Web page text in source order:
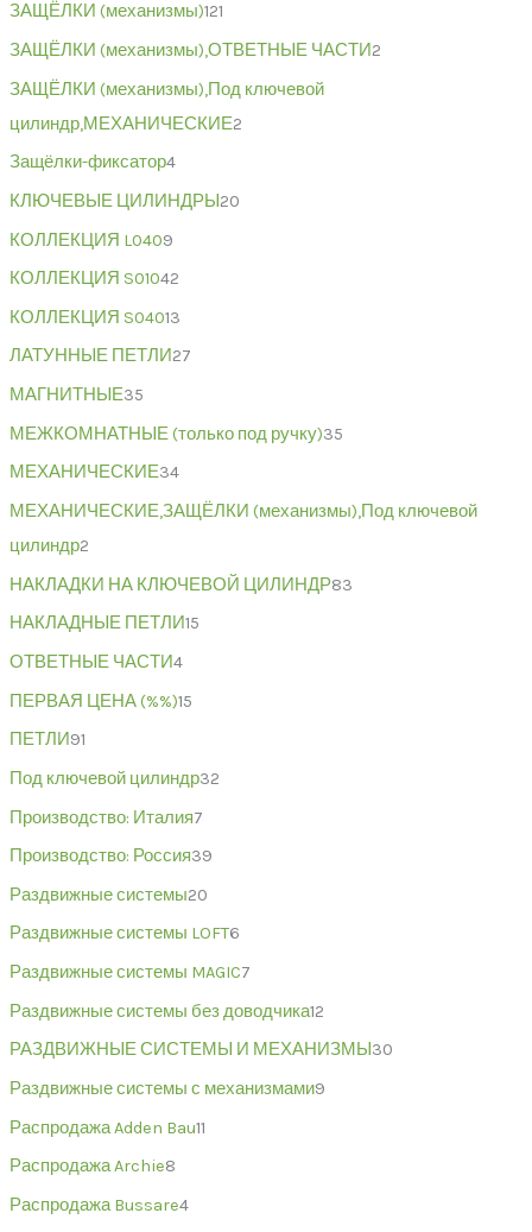
ЗАЩЁЛКИ (механизмы)121
ЗАЩЁЛКИ (механизмы),ОТВЕТНЫЕ ЧАСТИ2
ЗАЩЁЛКИ (механизмы),Под ключевой
цилиндр,МЕХАНИЧЕСКИЕ2
Защёлки-фиксатор4
КЛЮЧЕВЫЕ ЦИЛИНДРЫ 20
КОЛЛЕКЦИЯ L0409
КОЛЛЕКЦИЯ S01042
КОЛЛЕКЦИЯ S04013
ЛАТУННЫЕ ПЕТЛИ27
МАГНИТНЫЕ35
МЕЖКОМНАТНЫЕ (только под ручку)35
МЕХАНИЧЕСКИЕ34
МЕХАНИЧЕСКИЕ,ЗАЩЁЛКИ (механизмы),Под ключевой
цилиндр2
НАКЛАДКИ НА КЛЮЧЕВОЙ ЦИЛИНДР83
НАКЛАДНЫЕ ПЕТЛИ15
ОТВЕТНЫЕ ЧАСТИ4
ПЕРВАЯ ЦЕНА (%%)15
ПЕТЛИ91
Под ключевой цилиндр32
Производство: Италия7
Производство: Россия39
Раздвижные системы20
Раздвижные системы LOFT6
Раздвижные системы MAGIC7
Раздвижные системы без доводчика12
РАЗДВИЖНЫЕ СИСТЕМЫ И МЕХАНИЗМЫ 30
Раздвижные системы с механизмами9
Распродажа Adden Bau11
Распродажа Archie8
Распродажа Bussare4